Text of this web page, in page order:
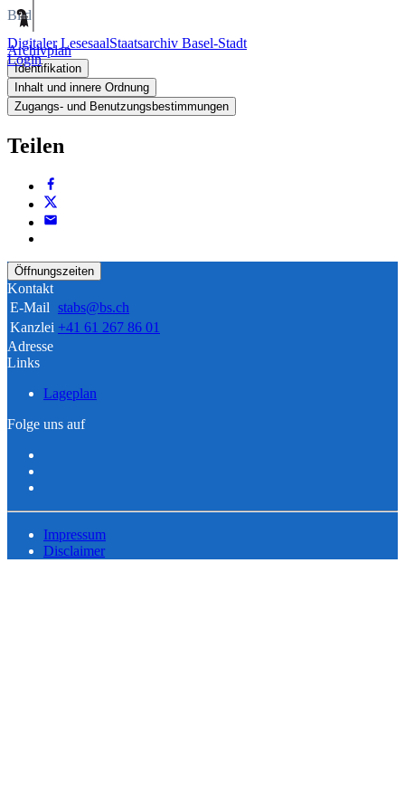
Digitaler LesesaalStaatsarchiv Basel-Stadt
Login
Bild
Archivplan
Identifikation
Inhalt und innere Ordnung
Zugangs- und Benutzungsbestimmungen
Teilen
Öffnungszeiten
Kontakt
E-Mail stabs@bs.ch
Kanzlei +41 61 267 86 01
Adresse
Links
Lageplan
Folge uns auf
Impressum
Disclaimer